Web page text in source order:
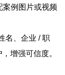
案例图片或视频
名、企业 / 职
增强可信度。